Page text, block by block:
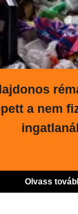
a nem
Olvass